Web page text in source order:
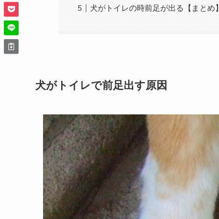
犬がトイレの時前足が出る【まとめ
犬がトイレで前足出す原因